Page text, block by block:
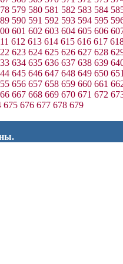
579 580 581 582 583 584
590 591 592 593 594 595
601 602 603 604 605 606
612 613 614 615 616 617
623 624 625 626 627 628
634 635 636 637 638 639
645 646 647 648 649 650
656 657 658 659 660 661
667 668 669 670 671 672
675 676 677 678 679